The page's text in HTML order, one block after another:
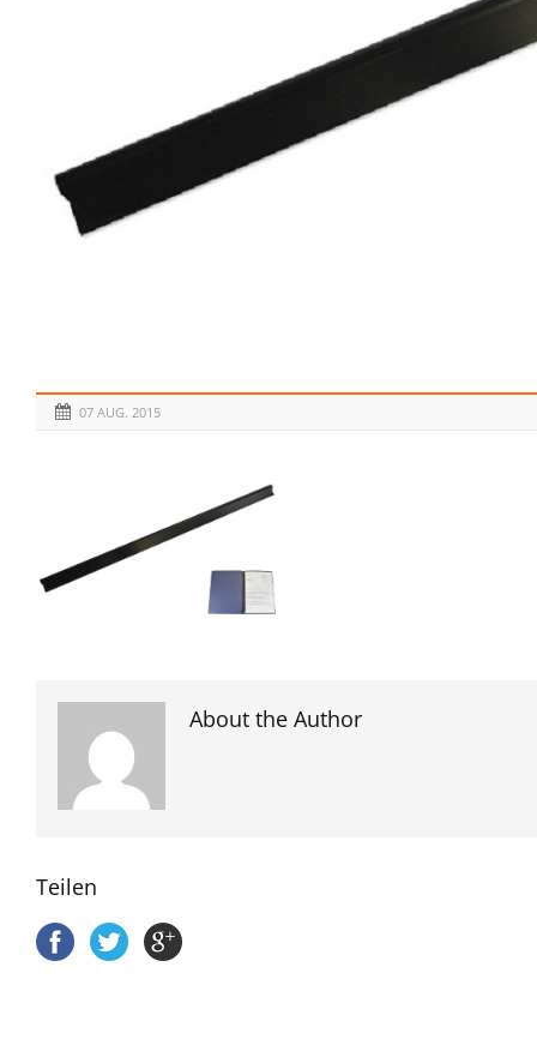
07 AUG. 2015
About the Author
Teilen